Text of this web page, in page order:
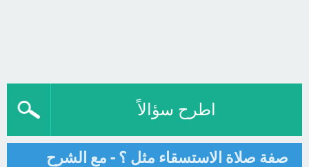
اطرح سؤالاً
صفة صلاة الاستسقاء مثل ؟ - مع الشرح